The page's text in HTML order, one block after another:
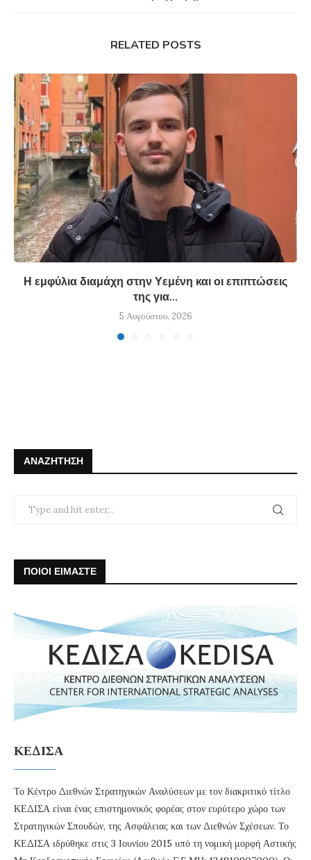
RELATED POSTS
Η εμφύλια διαμάχη στην Υεμένη και οι επιπτώσεις
της για...
5 Αυγούστου, 2026
ΑΝΑΖΉΤΗΣΗ
ΠΟΙΟΙ ΕΙΜΑΣΤΕ
ΚΕΔΙΣΑ
Το Κέντρο Διεθνών Στρατηγικών Αναλύσεων με τον διακριτικό τίτλο
ΚΕΔΙΣΑ είναι ένας επιστημονικός φορέας στον ευρύτερο χώρο των
Στρατηγικών Σπουδών, της Ασφάλειας και των Διεθνών Σχέσεων. Το
ΚΕΔΙΣΑ ιδρύθηκε στις 3 Ιουνίου 2015 υπό τη νομική μορφή Αστικής